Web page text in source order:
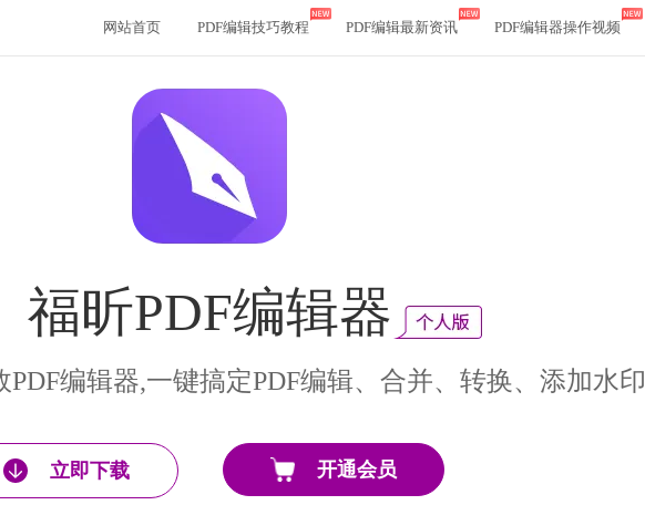
网站首页 PDF编辑技巧教程 PDF编辑最新资讯 PDF编辑器操作视频
福昕PDF编辑器
编辑器,一键搞定PDF编辑、合并、转换、添加水印
立即下载 开通会员